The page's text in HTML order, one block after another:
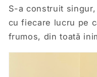
S-a construit
cu fiecare lucru pe
frumos, din toată